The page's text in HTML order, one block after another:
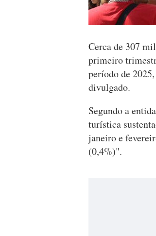
Cerca de 307
primeiro
período de
divulgado.
Segundo a
turística
janeiro e
(0,4%)".